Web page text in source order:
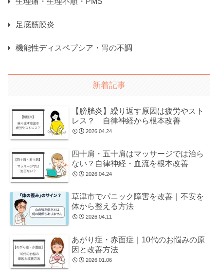
足底筋膜炎
機能性ディスペプシア・胃の不調
新着記事
【膀胱炎】繰り返す原因は疲労やスト
レス？ 自律神経から根本改善
2026.04.24
四十肩・五十肩はマッサージでは治ら
ない？自律神経・血流を根本改善
2026.04.24
草津市でパニック障害を改善｜不安を
体から整える方法
2026.04.11
あがり症・赤面症｜10代のお悩みの原
因と改善方法
2026.01.06